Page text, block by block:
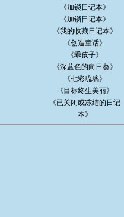
《加锁日记本》
《加锁日记本》
《我的收藏日记本》
《创造童话》
《乖孩子》
《深蓝色的向日葵》
《七彩琉璃》
《目标终生美丽》
《已关闭或冻结的日记
本》